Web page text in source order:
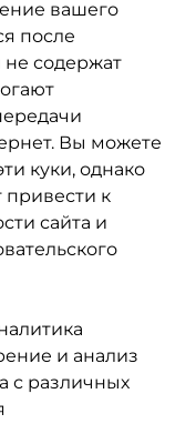
вашего
после
не содержат
Вы можете
куки, однако
привести к
сайта и
и анализ
с различных